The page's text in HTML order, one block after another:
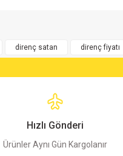
Bu
direnç satan direnç fiyatı
Hızlı Gönderi
Ürünler Aynı Gün Kargolanır